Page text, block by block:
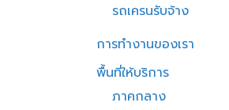
รถเครนรับจ้าง
การทำงานของเรา
พื้นที่ให้บริการ
ภาคกลาง